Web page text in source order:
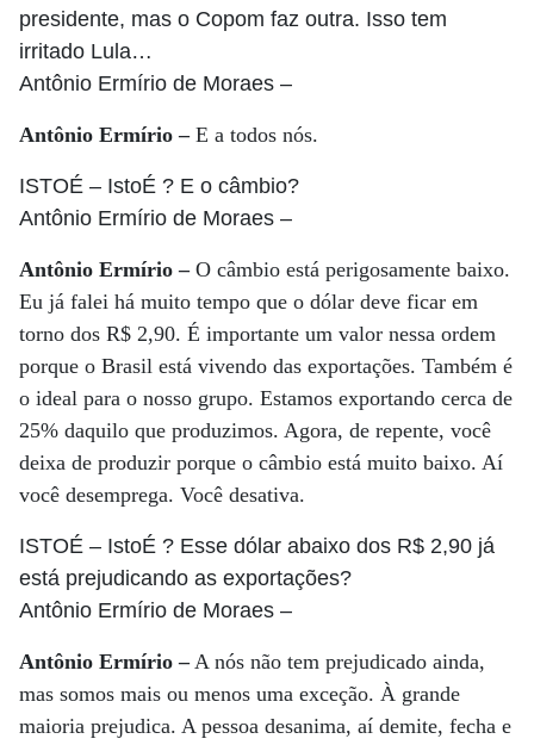
presidente, mas o Copom faz outra. Isso tem
irritado Lula…
Antônio Ermírio de Moraes –
Antônio Ermírio –E a todos nós.
ISTOÉ – IstoÉ ? E o câmbio?
Antônio Ermírio de Moraes –
Antônio Ermírio – O câmbio está perigosamente baixo.
Eu já falei há muito tempo que o dólar deve ficar em
torno dos R$ 2,90. É importante um valor nessa ordem
porque o Brasil está vivendo das exportações. Também é
o ideal para o nosso grupo. Estamos exportando cerca de
25% daquilo que produzimos. Agora, de repente, você
deixa de produzir porque o câmbio está muito baixo. Aí
você desemprega. Você desativa.
ISTOÉ – IstoÉ ? Esse dólar abaixo dos R$ 2,90 já
está prejudicando as exportações?
Antônio Ermírio de Moraes –
Antônio Ermírio –A nós não tem prejudicado ainda,
mas somos mais ou menos uma exceção. À grande
maioria prejudica. A pessoa desanima, aí demite, fecha e